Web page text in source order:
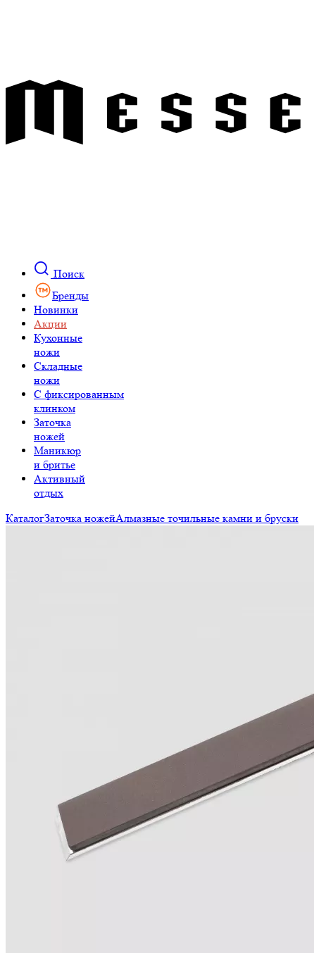
Поиск
Бренды
Новинки
Акции
Кухонные
ножи
Складные
ножи
C фиксированным
клинком
Заточка
ножей
Маникюр
и бритье
Активный
отдых
КаталогЗаточка ножейАлмазные точильные камни и бруски